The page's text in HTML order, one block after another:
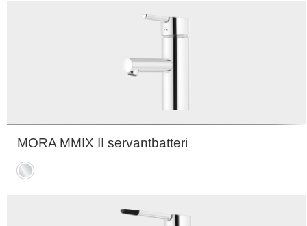
MORA MMIX II servantbatteri
Krom